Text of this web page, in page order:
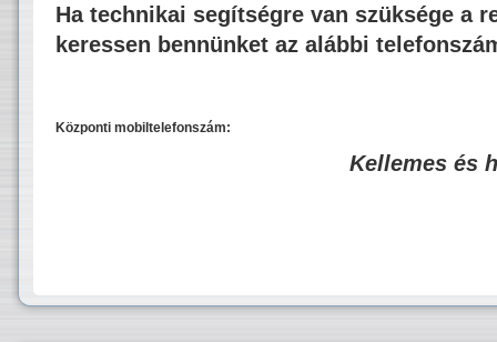
Ha technikai segítségre van szüksége a
keressen bennünket az alábbi
Központi mobiltelefonszám:
Kellemes és